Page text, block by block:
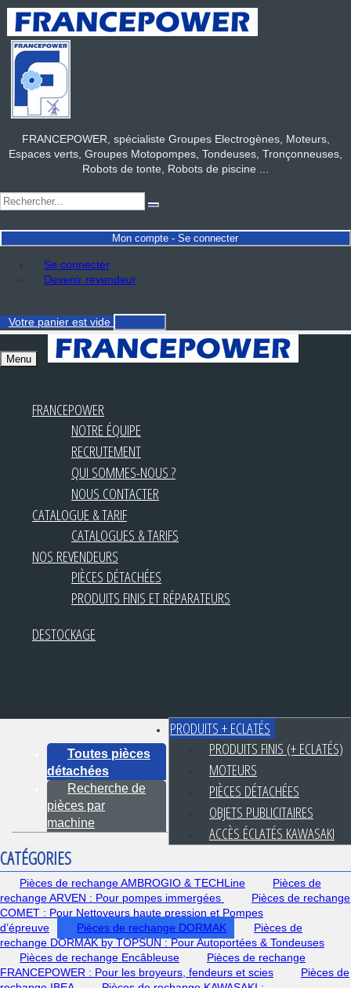
FRANCEPOWER, spécialiste Groupes Electrogènes, Moteurs,
Espaces verts, Groupes Motopompes, Tondeuses, Tronçonneuses,
Robots de tonte, Robots de piscine ...
Mon compte - Se connecter
Se connecter
Devenir revendeur
Votre panier est vide
Menu
FRANCEPOWER
NOTRE ÉQUIPE
RECRUTEMENT
QUI SOMMES-NOUS ?
NOUS CONTACTER
CATALOGUE & TARIF
CATALOGUES & TARIFS
NOS REVENDEURS
PIÈCES DÉTACHÉES
PRODUITS FINIS ET RÉPARATEURS
DESTOCKAGE
PRODUITS + ECLATÉS
PRODUITS FINIS (+ ECLATÉS)
MOTEURS
PIÈCES DÉTACHÉES
OBJETS PUBLICITAIRES
ACCÈS ÉCLATÉS KAWASAKI
Toutes pièces
détachées
Recherche de
pièces par
machine
CATÉGORIES
Pièces de rechange AMBROGIO & TECHLine
Pièces de
rechange ARVEN : Pour pompes immergées
Pièces de rechange
COMET : Pour Nettoyeurs haute pression et Pompes
d’épreuve
Pièces de rechange DORMAK
Pièces de
rechange DORMAK by TOPSUN : Pour Autoportées & Tondeuses
Pièces de rechange Encâbleuse
Pièces de rechange
FRANCEPOWER : Pour les broyeurs, fendeurs et scies
Pièces de